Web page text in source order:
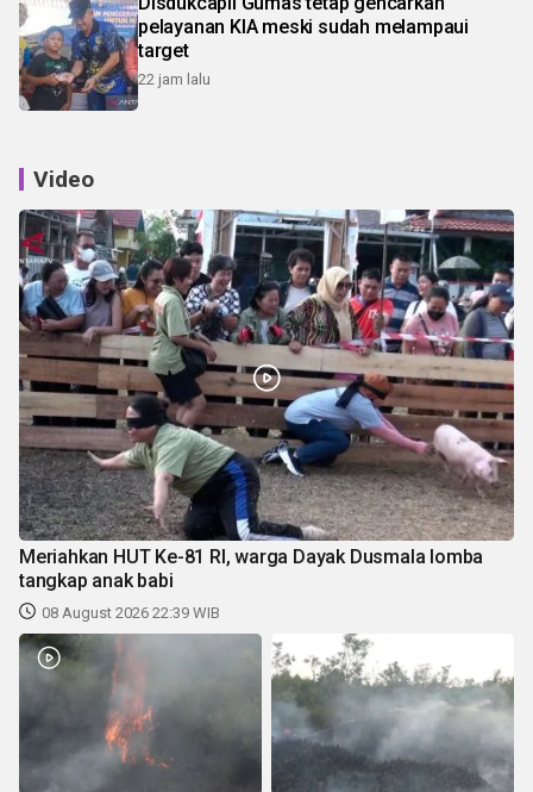
pelayanan KIA meski sudah melampaui
target
22 jam lalu
Video
Meriahkan HUT Ke-81 RI, warga Dayak Dusmala lomba
tangkap anak babi
08 August 2026 22:39 WIB